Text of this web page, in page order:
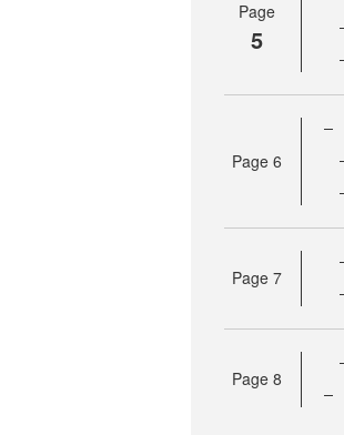
Page
5
Page 6
Page 7
Page 8